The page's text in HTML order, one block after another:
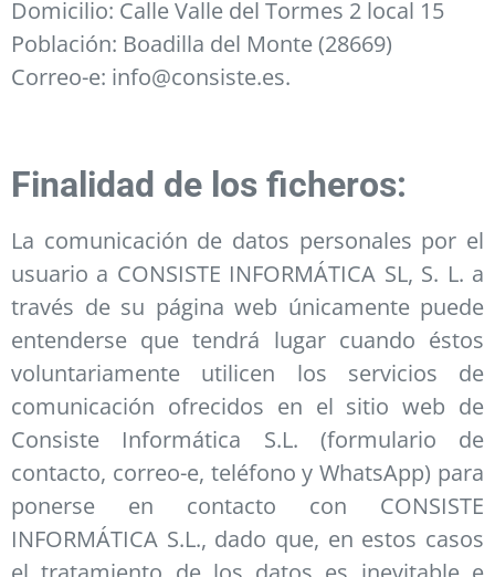
Domicilio: Calle Valle del Tormes 2 local 15
Población: Boadilla del Monte (28669)
Correo-e: info@consiste.es.
Finalidad de los ficheros:
La comunicación de datos personales por el
usuario a CONSISTE INFORMÁTICA SL, S. L. a
través de su página web únicamente puede
entenderse que tendrá lugar cuando éstos
voluntariamente utilicen los servicios de
comunicación ofrecidos en el sitio web de
Consiste Informática S.L. (formulario de
contacto, correo-e, teléfono y WhatsApp) para
ponerse en contacto con CONSISTE
INFORMÁTICA S.L., dado que, en estos casos